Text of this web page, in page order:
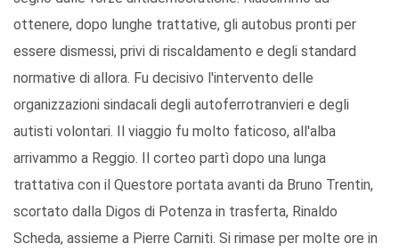
ottenere, dopo lunghe trattative, gli autobus pronti per
essere dismessi, privi di riscaldamento e degli standard
normative di allora. Fu decisivo l'intervento delle
organizzazioni sindacali degli autoferrotranvieri e degli
autisti volontari. Il viaggio fu molto faticoso, all'alba
arrivammo a Reggio. Il corteo partì dopo una lunga
trattativa con il Questore portata avanti da Bruno Trentin,
scortato dalla Digos di Potenza in trasferta, Rinaldo
Scheda, assieme a Pierre Carniti. Si rimase per molte ore in